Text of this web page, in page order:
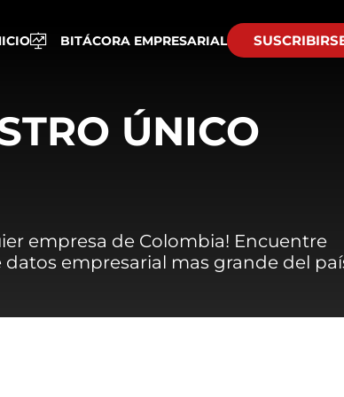
BITÁCORA EMPRESARIAL
ÚNICO
empresa de Colombia! Encuentre
datos empresarial mas grande del